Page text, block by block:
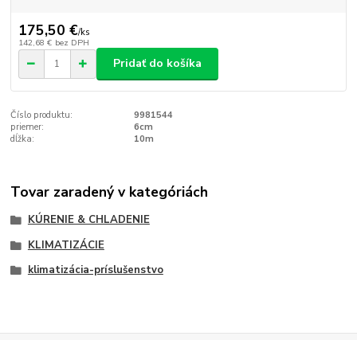
175,50 €/ks
142,68 € bez DPH
Pridať do košíka
Číslo produktu:
9981544
priemer:
6cm
dĺžka:
10m
Tovar zaradený v kategóriách
KÚRENIE & CHLADENIE
KLIMATIZÁCIE
klimatizácia-príslušenstvo